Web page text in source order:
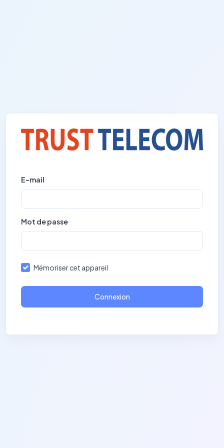
E-mail
Mot de passe
Mémoriser cet appareil
Connexion